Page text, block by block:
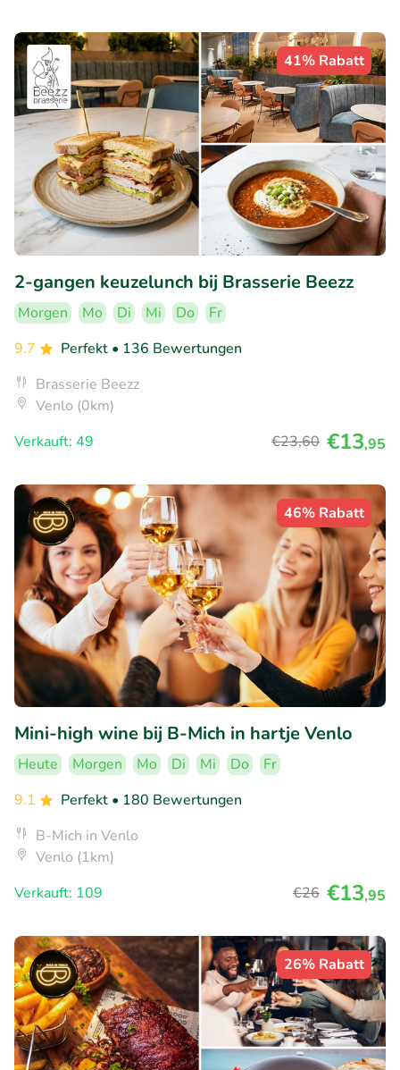
41% Rabatt
2-gangen keuzelunch bij Brasserie Beezz
Morgen Mo Di Mi Do
Fr
9.7
Perfekt • 136 Bewertungen
Brasserie Beezz
Venlo (0km)
Verkauft: 49
€23,60 €13,95
46% Rabatt
Mini-high wine bij B-Mich in hartje Venlo
Heute Morgen Mo Di Mi Do
Fr
9.1
Perfekt • 180 Bewertungen
B-Mich in Venlo
Venlo (1km)
Verkauft: 109
€26 €13,95
26% Rabatt